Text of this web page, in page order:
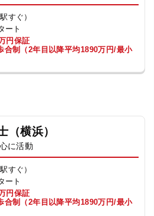
すぐ）
ート
円保証
合制（2年目以降平均1890万円/最小
（横浜）
に活動
すぐ）
ート
円保証
合制（2年目以降平均1890万円/最小